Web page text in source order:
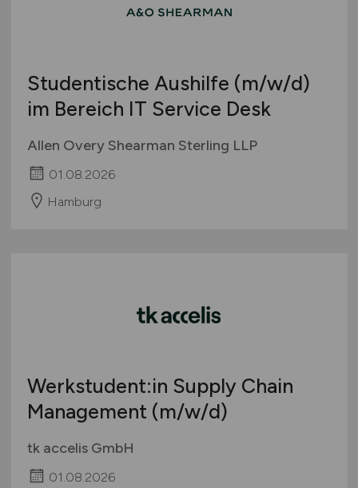
Studentische Aushilfe (m/w/d)
im Bereich IT Service Desk
Allen Overy Shearman Sterling LLP
01.08.2026
Hamburg
Werkstudent:in Supply Chain
Management (m/w/d)
tk accelis GmbH
01.08.2026